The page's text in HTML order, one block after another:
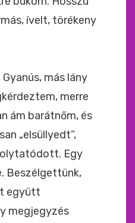
ívelt, törékeny
más lány
merre
ám barátnőm, és
„elsüllyedt”,
Egy
Beszélgettünk,
együtt
megjegyzés